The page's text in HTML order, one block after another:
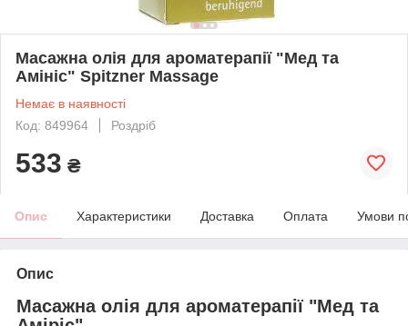
Масажна олія для ароматерапії "Мед та
Амініс" Spitzner Massage
Немає в наявності
Код: 849964
Роздріб
533 ₴
Опис Характеристики Доставка Оплата Умови
Опис
Масажна олія для ароматерапії "Мед та